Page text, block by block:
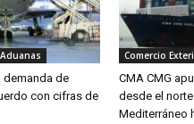
demanda de
con cifras de
Comercio
CMA CMG
desde el
Mediterráneo